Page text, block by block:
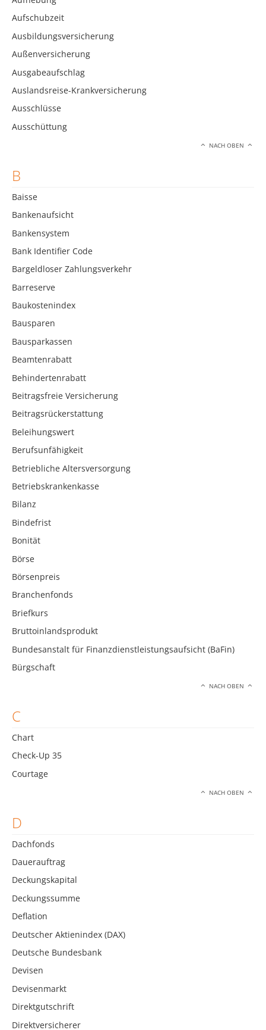
Aufschubzeit
Ausbildungsversicherung
Außenversicherung
Ausgabeaufschlag
Auslandsreise-Krankversicherung
Ausschlüsse
Ausschüttung
NACH OBEN
B
Baisse
Bankenaufsicht
Bankensystem
Bank Identifier Code
Bargeldloser Zahlungsverkehr
Barreserve
Baukostenindex
Bausparen
Bausparkassen
Beamtenrabatt
Behindertenrabatt
Beitragsfreie Versicherung
Beitragsrückerstattung
Beleihungswert
Berufsunfähigkeit
Betriebliche Altersversorgung
Betriebskrankenkasse
Bilanz
Bindefrist
Bonität
Börse
Börsenpreis
Branchenfonds
Briefkurs
Bruttoinlandsprodukt
Bundesanstalt für Finanzdienstleistungsaufsicht (BaFin)
Bürgschaft
NACH OBEN
C
Chart
Check-Up 35
Courtage
NACH OBEN
D
Dachfonds
Dauerauftrag
Deckungskapital
Deckungssumme
Deflation
Deutscher Aktienindex (DAX)
Deutsche Bundesbank
Devisen
Devisenmarkt
Direktgutschrift
Direktversicherer